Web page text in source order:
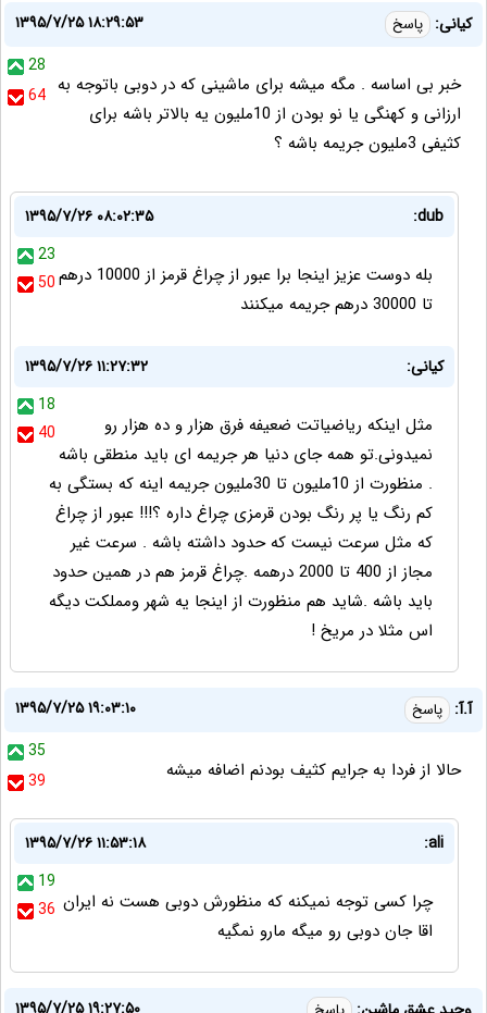
کیانی: پاسخ
۱۳۹۵/۷/۲۵ ۱۸:۲۹:۵۳
28
64 خبر بی اساسه . مگه میشه برای ماشینی که در دوبی باتوجه به
ارزانی و کهنگی یا نو بودن از 10ملیون یه بالاتر باشه برای
کثیفی 3ملیون جریمه باشه ؟
dub:
۱۳۹۵/۷/۲۶ ۰۸:۰۲:۳۵
23
50بله دوست عزیز اینجا برا عبور از چراغ قرمز از 10000 درهم
تا 30000 درهم جریمه میکنند
کیانی:
۱۳۹۵/۷/۲۶ ۱۱:۲۷:۳۲
18
40
مثل اینکه ریاضیاتت ضعیفه فرق هزار و ده هزار رو
نمیدونی.تو همه جای دنیا هر جریمه ای باید منطقی باشه
. منظورت از 10ملیون تا 30ملیون جریمه اینه که بستگی به
کم رنگ یا پر رنگ بودن قرمزی چراغ داره ؟!!! عبور از چراغ
که مثل سرعت نیست که حدود داشته باشه . سرعت غیر
مجاز از 400 تا 2000 درهمه .چراغ قرمز هم در همین حدود
باید باشه .شاید هم منظورت از اینجا یه شهر ومملکت دیگه
اس مثلا در مریخ !
آ.آ: پاسخ
۱۳۹۵/۷/۲۵ ۱۹:۰۳:۱۰
35
39
حالا از فردا به جرایم کثیف بودنم اضافه میشه
ali:
۱۳۹۵/۷/۲۶ ۱۱:۵۳:۱۸
19
36 چرا کسی توجه نمیکنه که منظورش دوبی هست نه ایران
اقا جان دوبی رو میگه مارو نمگیه